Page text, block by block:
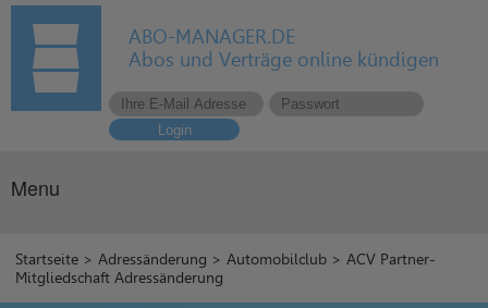
ABO-MANAGER.DE
Abos und Verträge online kündigen
Login
Menu
Startseite >Adressänderung >Automobilclub > ACV Partner-
Mitgliedschaft Adressänderung